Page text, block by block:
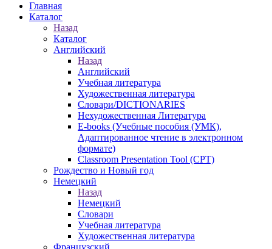
Главная
Каталог
Назад
Каталог
Английский
Назад
Английский
Учебная литература
Художественная литература
Словари/DICTIONARIES
Нехудожественная Литература
E-books (Учебные пособия (УМК),
Адаптированное чтение в электронном
формате)
Classroom Presentation Tool (CPT)
Рождество и Новый год
Немецкий
Назад
Немецкий
Словари
Учебная литература
Художественная литература
Французский